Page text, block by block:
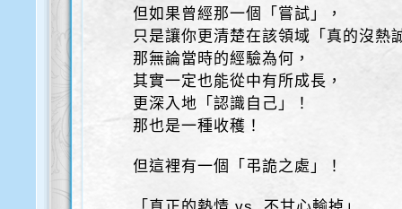
但如果曾經那一個「嘗試」，
只是讓你更清楚在該領域「真的沒熱
那無論當時的經驗為何，
其實一定也能從中有所成長，
更深入地「認識自己」！
那也是一種收穫！
但這裡有一個「弔詭之處」！